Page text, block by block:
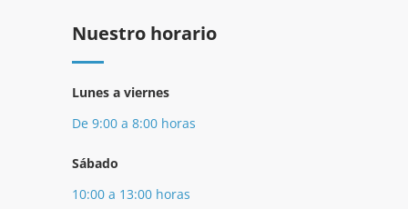
Nuestro horario
Lunes a viernes
De 9:00 a 8:00 horas
Sábado
10:00 a 13:00 horas